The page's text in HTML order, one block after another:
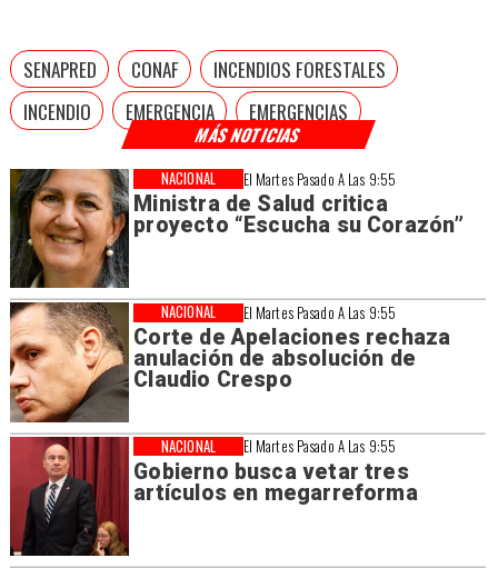
MÁS NOTICIAS
El Martes Pasado A Las 9:55
Ministra de Salud critica
proyecto “Escucha su Corazón”
NACIONAL
El Martes Pasado A Las 9:55
Corte de Apelaciones rechaza
anulación de absolución de
Claudio Crespo
NACIONAL
El Martes Pasado A Las 9:55
Gobierno busca vetar tres
artículos en megarreforma
NACIONAL
SENAPRED CONAF
INCENDIOS FORESTALES
INCENDIO
EMERGENCIA EMERGENCIAS